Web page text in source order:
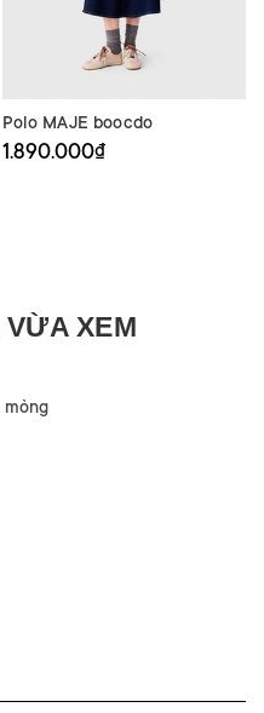
Polo MAJE boocdo
1.890.000₫
XEM
mỏng